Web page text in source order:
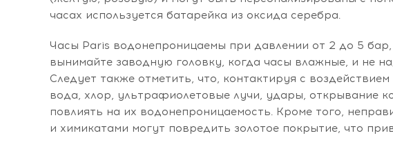
часах используется батарейка из оксида серебра.
Часы Paris водонепроницаемы при давлении от 2 до 5
вынимайте заводную головку, когда часы влажные, и не
Следует также отметить, что, контактируя с
вода, хлор, ультрафиолетовые лучи, удары, открывание
повлиять на их водонепроницаемость. Кроме того,
и химикатами могут повредить золотое покрытие, что